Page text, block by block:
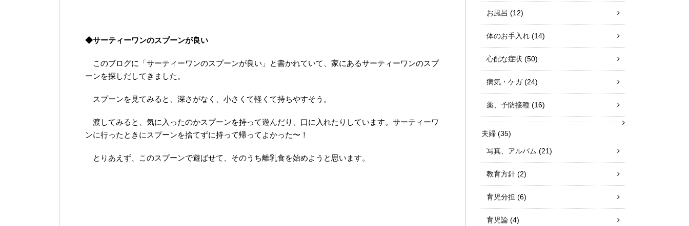
◆サーティーワンのスプーンが良い
このブログに「サーティーワンのスプーンが良い」と書かれていて、家にあるサーティーワンのスプ
ーンを探しだしてきました。
スプーンを見てみると、深さがなく、小さくて軽くて持ちやすそう。
渡してみると、気に入ったのかスプーンを持って遊んだり、口に入れたりしています。サーティーワ
ンに行ったときにスプーンを捨てずに持って帰ってよかった〜！
とりあえず、このスプーンで遊ばせて、そのうち離乳食を始めようと思います。
お風呂 (12)
体のお手入れ (14)
心配な症状 (50)
病気・ケガ(24)
薬、予防接種 (16)
夫婦 (35)
写真、アルバム (21)
教育方針 (2)
育児分担 (6)
育児論 (4)